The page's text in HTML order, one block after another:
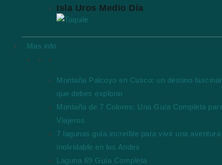
Isla Uros Medio Día
Mas info
Montaña Palcoyo en Cusco: un destino
que debes explorar
Montaña de 7 Colores: Una Guía Completa
Viajeros
7 lagunas guía increíble para vivir una aventura
inolvidable en los Andes
Laguna 69 Guía Completa